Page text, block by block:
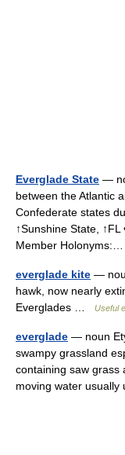
Everglade State —
between the Atlantic
Confederate states
↑Sunshine State,
Member
everglade kite —
hawk, now nearly
Everglades …
Useful
everglade — noun
swampy grassland
containing saw grass
moving water